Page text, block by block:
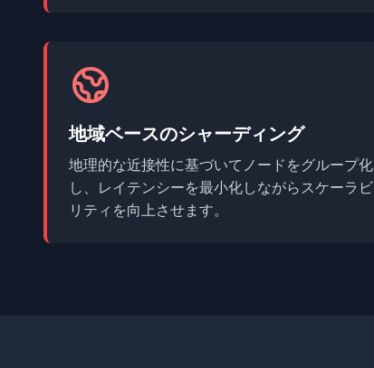
地域ベースのシャーディング
地理的な近接性に基づいてノードをグループ化
し、レイテンシーを最小化しながらスケーラビ
リティを向上させます。